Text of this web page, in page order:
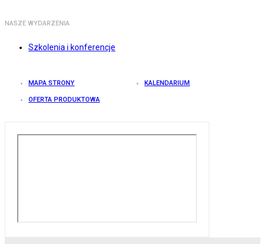
NASZE WYDARZENIA
Szkolenia i konferencje
MAPA STRONY KALENDARIUM
OFERTA PRODUKTOWA